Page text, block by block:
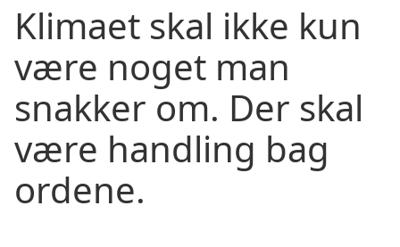
Klimaet skal ikke kun
være noget man
snakker om. Der skal
være handling bag
ordene.